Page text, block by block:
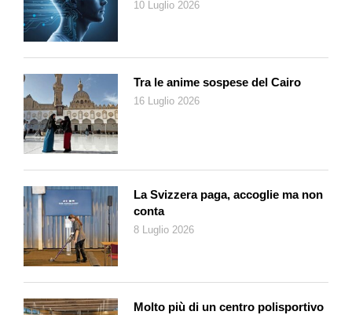
10 Luglio 2026
Tra le anime sospese del Cairo
16 Luglio 2026
La Svizzera paga, accoglie ma non
conta
8 Luglio 2026
Molto più di un centro polisportivo